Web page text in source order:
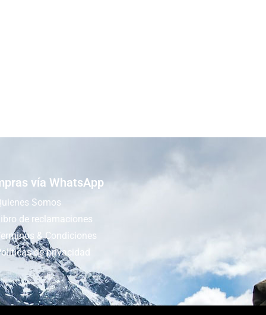
vía WhatsApp
Somos
de reclamaciones
& Condiciones
de privacidad